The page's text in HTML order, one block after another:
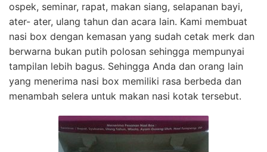
ospek, seminar, rapat, makan siang, selapanan bayi,
ater- ater, ulang tahun dan acara lain. Kami membuat
nasi box dengan kemasan yang sudah cetak merk dan
berwarna bukan putih polosan sehingga mempunyai
tampilan lebih bagus. Sehingga Anda dan orang lain
yang menerima nasi box memiliki rasa berbeda dan
menambah selera untuk makan nasi kotak tersebut.